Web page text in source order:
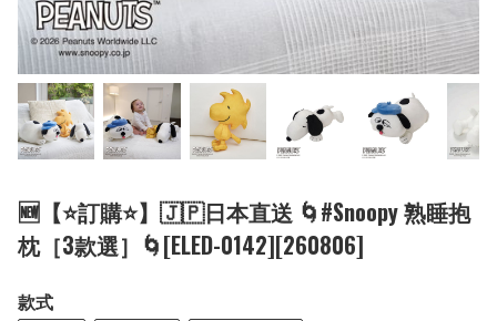
🆕【⭐訂購⭐】🇯🇵日本直送 🌀#Snoopy 熟睡抱
枕［3款選］🌀[ELED-0142][260806]
款式